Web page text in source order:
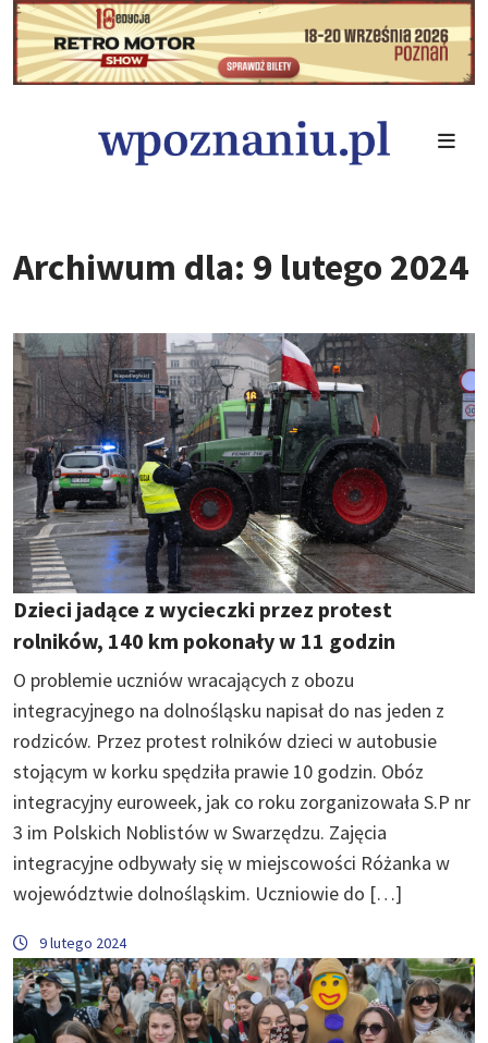
Archiwum dla: 9 lutego 2024
Dzieci jadące z wycieczki przez protest
rolników, 140 km pokonały w 11 godzin
O problemie uczniów wracających z obozu
integracyjnego na dolnośląsku napisał do nas jeden z
rodziców. Przez protest rolników dzieci w autobusie
stojącym w korku spędziła prawie 10 godzin. Obóz
integracyjny euroweek, jak co roku zorganizowała S.P nr
3 im Polskich Noblistów w Swarzędzu. Zajęcia
integracyjne odbywały się w miejscowości Różanka w
województwie dolnośląskim. Uczniowie do […]
9 lutego 2024